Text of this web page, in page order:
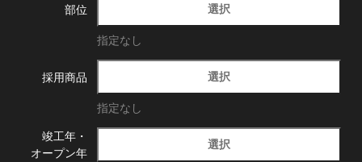
部位 選択
指定なし
採用商品 選択
指定なし
竣工年・
オープン年
選択